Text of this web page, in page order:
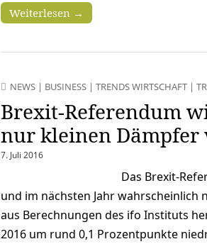
Weiterlesen →
NEWS| BUSINESS| TRENDS WIRTSCHAFT|
Brexit-Referendum
nur kleinen Dämpfer
7. Juli 2016
Das Brexit-
und im nächsten Jahr wahrscheinlich
aus Berechnungen des ifo Instituts
2016 um rund 0,1 Prozentpunkte